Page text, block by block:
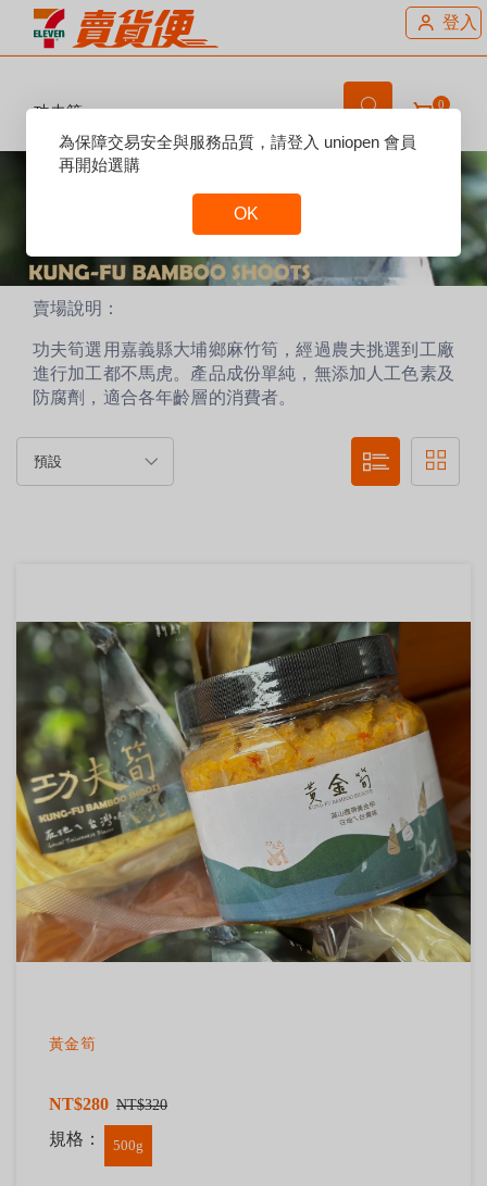
登入
功夫筍 0
賣場說明：
功夫筍選用嘉義縣大埔鄉麻竹筍，經過農夫挑選到工廠
進行加工都不馬虎。產品成份單純，無添加人工色素及
防腐劑，適合各年齡層的消費者。
黃金筍
NT$280 NT$320
規格： 500g
Reset
Focus
為保障交易安全與服務品質，請登入 uniopen 會員
再開始選購
OK
Focus